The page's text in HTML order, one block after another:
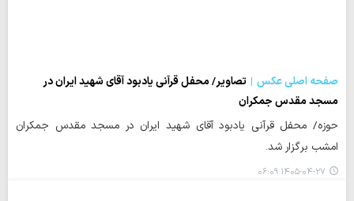
صفحه اصلی عکس
تصاویر/ محفل قرآنی یادبود آقای شهید ایران در
مسجد مقدس جمکران
حوزه/ محفل قرآنی یادبود آقای شهید ایران در مسجد مقدس جمکران
امشب برگزار شد.
۱۴۰۵-۰۴-۲۷ ۰۶:۰۹